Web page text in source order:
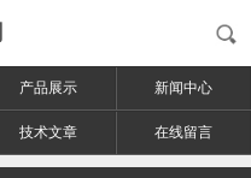
产品展示 新闻中心
技术文章 在线留言